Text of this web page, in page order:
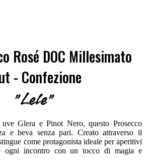
Rosé DOC Millesimato
- Confezione
"Lele"
Glera e Pinot Nero, questo Prosecco
e beva senza pari. Creato attraverso il
come protagonista ideale per aperitivi
ogni incontro con un tocco di magia e